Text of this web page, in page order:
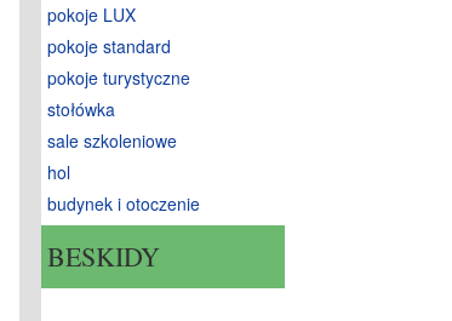
pokoje LUX
pokoje standard
pokoje turystyczne
stołówka
sale szkoleniowe
hol
budynek i otoczenie
BESKIDY